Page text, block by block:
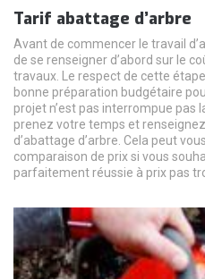
Tarif abattage d’arbre
Avant de commencer le travail
de se renseigner d’abord sur le
travaux. Le respect de cette
bonne préparation budgétaire
projet n’est pas interrompue pas
prenez votre temps et
d’abattage d’arbre. Cela peut
comparaison de prix si vous
parfaitement réussie à prix pas